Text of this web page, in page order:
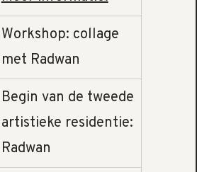
Workshop: collage
met Radwan
Begin van de tweede
artistieke residentie:
Radwan